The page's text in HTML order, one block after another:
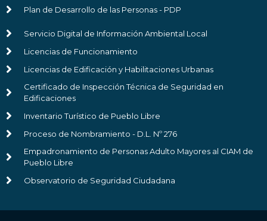
Plan de Desarrollo de las Personas - PDP
Servicio Digital de Información Ambiental Local
Licencias de Funcionamiento
Licencias de Edificación y Habilitaciones Urbanas
Certificado de Inspección Técnica de Seguridad en
Edificaciones
Inventario Turístico de Pueblo Libre
Proceso de Nombramiento - D.L. Nº 276
Empadronamiento de Personas Adulto Mayores al CIAM de
Pueblo Libre
Observatorio de Seguridad Ciudadana